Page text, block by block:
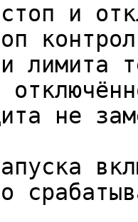
и
лимита
не